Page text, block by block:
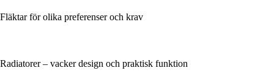
Fläktar för olika preferenser och krav
Radiatorer – vacker design och praktisk funktion